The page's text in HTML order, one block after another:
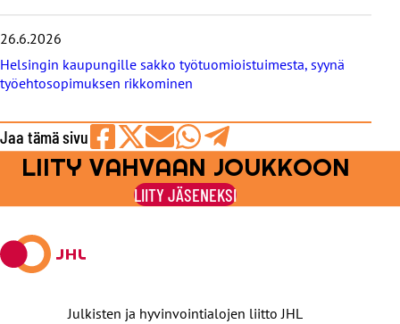
26.6.2026
Helsingin kaupungille sakko työtuomioistuimesta, syynä
työehtosopimuksen rikkominen
Jaa tämä sivu
Jaa
Facebookissa
Jaa
viestipalvelu
X:ssä
Jaa
sähköpostilla
Jaa
WhatsAppilla
Jaa
Telegramilla
LIITY VAHVAAN JOUKKOON
LIITY JÄSENEKSI
Julkisten ja hyvinvointialojen liitto JHL